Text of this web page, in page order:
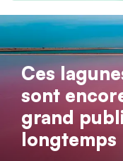
Ces
sont
grand
longtemps